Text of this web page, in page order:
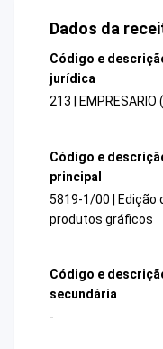
Dados da
Código e
jurídica
213 | EMPRESARIO
Código e
principal
5819-1/00 |
produtos gráficos
Código e
secundária
-